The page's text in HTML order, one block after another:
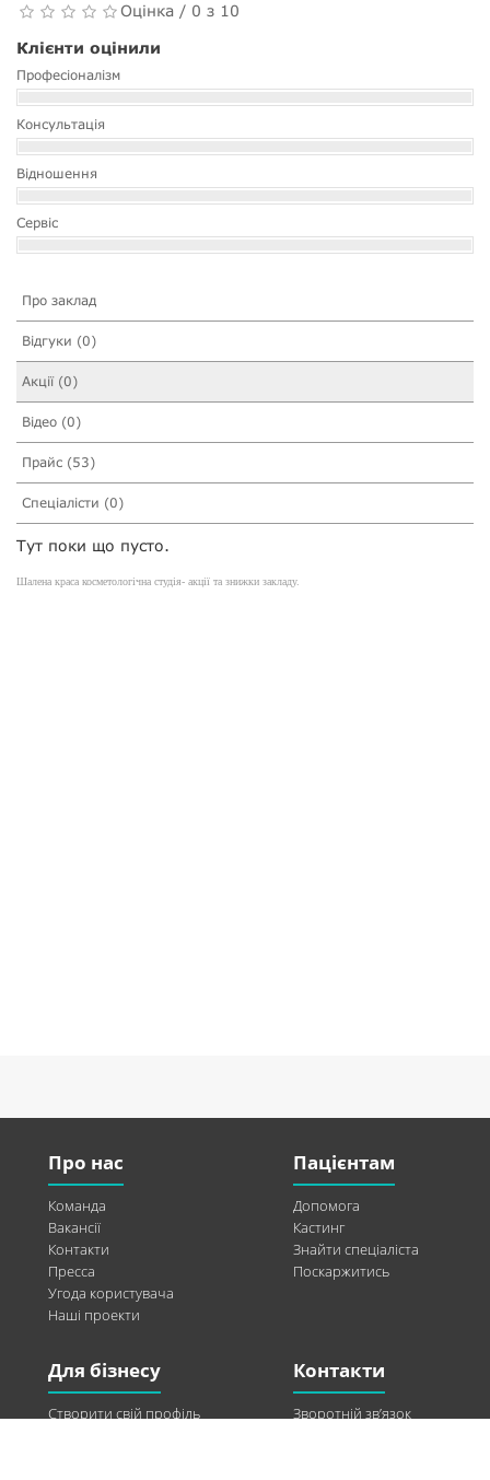
Оцінка / 0 з 10
Клієнти оцінили
Професіоналізм
Консультація
Відношення
Сервіс
Про заклад
Відгуки (0)
Акції (0)
Відео (0)
Прайс (53)
Спеціалісти (0)
Тут поки що пусто.
Шалена краса косметологічна студія- акції та знижки закладу.
Про нас
Команда
Вакансії
Контакти
Пресса
Угода користувача
Наші проекти
Пацієнтам
Допомога
Кастинг
Знайти спеціаліста
Поскаржитись
Для бізнесу
Створити свій профіль
Контакти
Зворотній зв’язок